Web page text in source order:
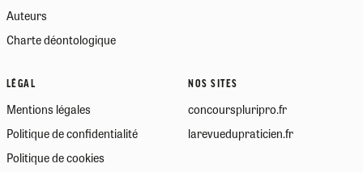
Auteurs
Charte déontologique
LÉGAL
Mentions légales
Politique de confidentialité
Politique de cookies
NOS SITES
concourspluripro.fr
larevuedupraticien.fr